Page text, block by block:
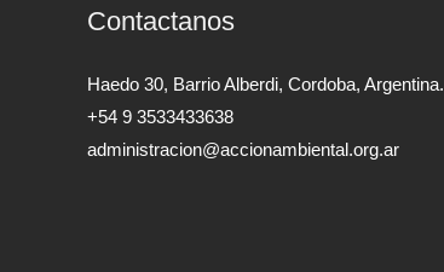
Contactanos
Haedo 30, Barrio Alberdi, Cordoba, Argentina.
+54 9 3533433638
administracion@accionambiental.org.ar